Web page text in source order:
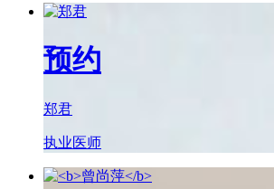
预约
郑君
执业医师